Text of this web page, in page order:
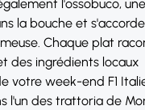
l'ossobuco,
la bouche et s'accorde
Chaque plat
des ingrédients locaux
votre week-end F1
l'un des trattoria de